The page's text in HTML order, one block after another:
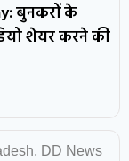
बुनकरों के
शेयर करने की